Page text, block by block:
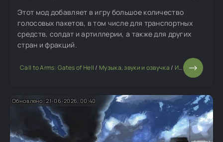
Этот мод добавляет в игру большое количество
голосовых пакетов, в том числе для транспортных
средств, солдат и артиллерии, а также для других
стран и фракций.
Call to Arms: Gates of Hell / Музыка, звуки и озвучка / Изменение мода или игры
Обновлено: 21-06-2026, 00:40